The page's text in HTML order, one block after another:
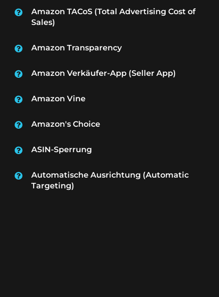
Amazon TACoS (Total Advertising Cost of
Sales)
Amazon Transparency
Amazon Verkäufer-App (Seller App)
Amazon Vine
Amazon's Choice
ASIN-Sperrung
Automatische Ausrichtung (Automatic
Targeting)